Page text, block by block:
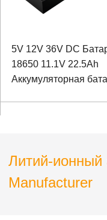
5V 12V 36V DC
18650 11.1V 22.5Ah
Аккумуляторная
Литий-ионный
Manufacturer